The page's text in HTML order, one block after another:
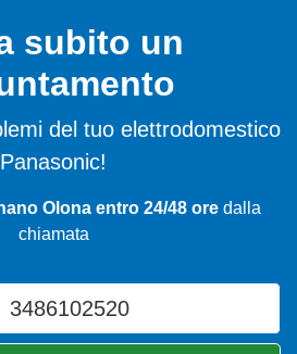
subito un
del tuo elettrodomestico
Panasonic!
Olona entro 24/48 ore dalla
chiamata
3486102520